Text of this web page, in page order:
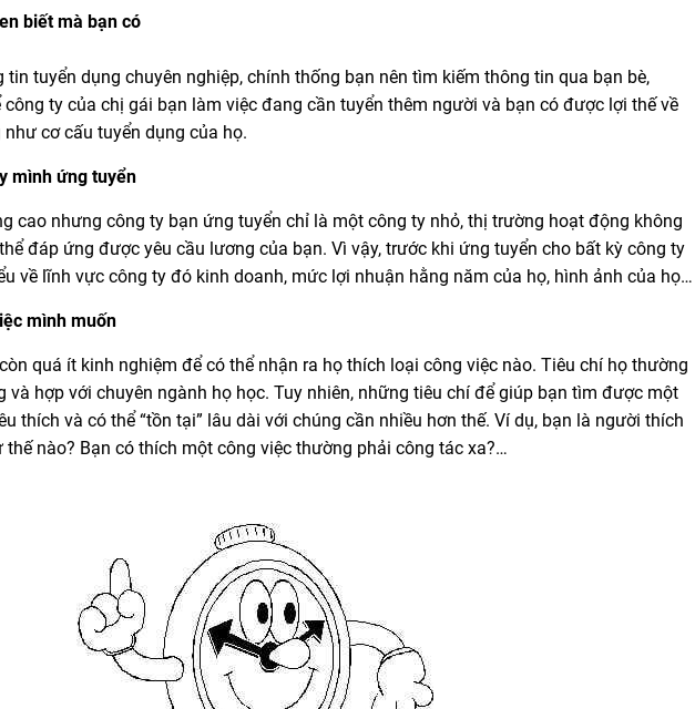
biết mà bạn có
tuyển dụng chuyên nghiệp, chính thống bạn nên tìm kiếm thông tin qua bạn bè,
công ty của chị gái bạn làm việc đang cần tuyển thêm người và bạn có được lợi thế về
cơ cấu tuyển dụng của họ.
mình ứng tuyển
cao nhưng công ty bạn ứng tuyển chỉ là một công ty nhỏ, thị trường hoạt động không
đáp ứng được yêu cầu lương của bạn. Vì vậy, trước khi ứng tuyển cho bất kỳ công ty
về lĩnh vực công ty đó kinh doanh, mức lợi nhuận hằng năm của họ, hình ảnh của họ…
mình muốn
quá ít kinh nghiệm để có thể nhận ra họ thích loại công việc nào. Tiêu chí họ thường
và hợp với chuyên ngành họ học. Tuy nhiên, những tiêu chí để giúp bạn tìm được một
thích và có thể “tồn tại” lâu dài với chúng cần nhiều hơn thế. Ví dụ, bạn là người thích
nào? Bạn có thích một công việc thường phải công tác xa?…